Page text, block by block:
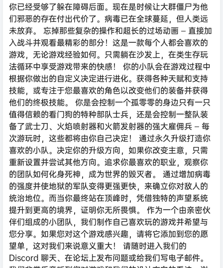
你已经受够了躲在障碍后面。现在是时候让大群僵尸为他
们邪恶的存在付出代价了。病毒已在全球蔓延，但人类远
未放弃。 忘掉那些复杂的操作和超长的过场动画 – 直接加
入战斗并观看最精彩的部分！这是一款每个人都会喜欢的
游戏，无论游戏经验如何。只需躺在沙发上，在类生存玩
法循环中享受游戏带来的快感！ 你的小队会在游戏过程中
根据你做出的自定义决定进行进化。获得各种天赋和支持
技能，或专注于您最喜欢的角色以改变他们的装备并获得
他们的终极技能。 你是会控制一个孤零零的身边只有一只
值得信赖的看门狗的特种部队士兵，还是会控制一整队装
备了武士刀、火焰喷射器和火箭发射器的强大雇佣兵 – 每
次游玩时，这些都将由你自己决定！ 通过永久升级打造你
喜欢的小队。决定你的升级方向，如果你改变主意，只需
重新设置并尝试其他方向。追求你最喜欢的职业，观察你
的团队如何化身死神，成为世界的毁灭者。 通过增加病毒
的强度并使地狱的军队变得更强更快，来确立你对敌人的
统治地位。而当你最终站在顶峰时，凭借独特的声望系统
提升到更高的境界，证明你无所畏惧。 作为一个由亲密伙
伴们组成的小团队，我们制作自己喜欢玩的游戏并希望与
您分享。如果您对这个游戏感兴趣，请将它添加到您的愿
望单，这对我们来说意义重大！ 请随时进入我们的
Discord 聊天、在论坛上发布问题或给我们写电子邮件。